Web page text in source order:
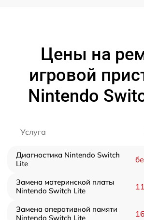
Цены на
игровой
Nintendo
Услуга
Диагностика Nintendo Switch
Lite
Замена материнской платы
Nintendo Switch Lite
Замена оперативной памяти
Nintendo Switch Lite